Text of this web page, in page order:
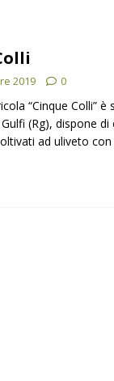
2019 0
“Cinque Colli” è
(Rg), dispone
ad uliveto con